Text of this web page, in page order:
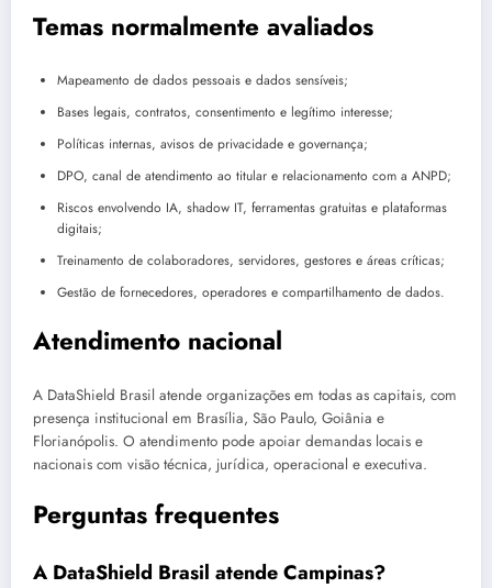
Temas normalmente avaliados
Mapeamento de dados pessoais e dados sensíveis;
Bases legais, contratos, consentimento e legítimo interesse;
Políticas internas, avisos de privacidade e governança;
DPO, canal de atendimento ao titular e relacionamento com a ANPD;
Riscos envolvendo IA, shadow IT, ferramentas gratuitas e plataformas
digitais;
Treinamento de colaboradores, servidores, gestores e áreas críticas;
Gestão de fornecedores, operadores e compartilhamento de dados.
Atendimento nacional
A DataShield Brasil atende organizações em todas as capitais, com
presença institucional em Brasília, São Paulo, Goiânia e
Florianópolis. O atendimento pode apoiar demandas locais e
nacionais com visão técnica, jurídica, operacional e executiva.
Perguntas frequentes
A DataShield Brasil atende Campinas?